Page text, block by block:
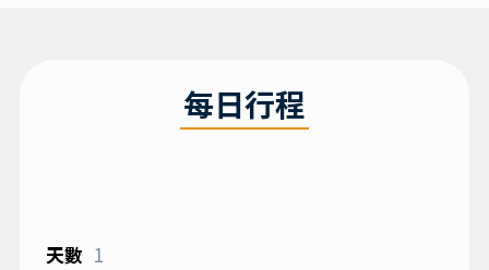
每日行程
1